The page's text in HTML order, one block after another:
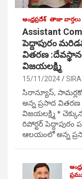
ఆంధ్రప్రదేశ్ తాజా వార్తలు
Assistant
పెద్దాపురం
వితరణ
విజయలక్ష్మి
15/11/2024
సిరాన్యూస్,
అన్న ప్రసాద వితరణ
విజయలక్ష్మి *
రిపోర్టర్
ఆలయంలో అన్న